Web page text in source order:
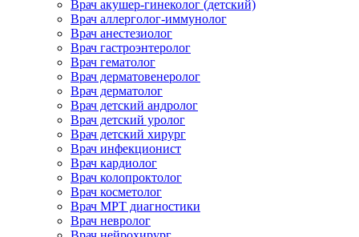
Врач акушер-гинеколог (детский)
Врач аллерголог-иммунолог
Врач анестезиолог
Врач гастроэнтеролог
Врач гематолог
Врач дерматовенеролог
Врач дерматолог
Врач детский андролог
Врач детский уролог
Врач детский хирург
Врач инфекционист
Врач кардиолог
Врач колопроктолог
Врач косметолог
Врач МРТ диагностики
Врач невролог